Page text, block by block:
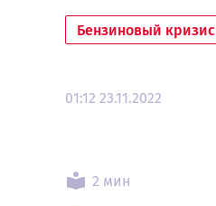
Бензиновый кризис
01:12 23.11.2022
2 мин